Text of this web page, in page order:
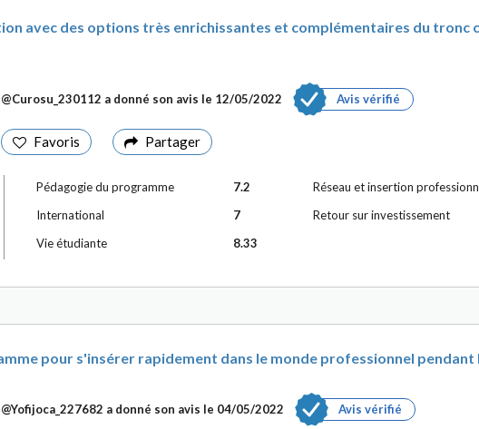
avec des options très enrichissantes et complémentaires du tronc
@Curosu_230112 a donné son avis le 12/05/2022 Avis vérifié
Favoris Partager
Pédagogie du programme
7.2
International
7
Vie étudiante
8.33
Réseau et insertion
Retour sur investissement
pour s'insérer rapidement dans le monde professionnel pendant
@Yofijoca_227682 a donné son avis le 04/05/2022 Avis vérifié